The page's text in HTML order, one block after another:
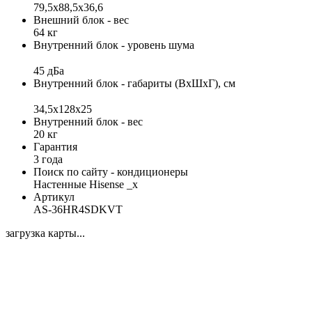
79,5x88,5x36,6
Внешний блок - вес
64 кг
Внутренний блок - уровень шума
45 дБа
Внутренний блок - габариты (ВхШхГ), см
34,5x128x25
Внутренний блок - вес
20 кг
Гарантия
3 года
Поиск по сайту - кондиционеры
Настенные Hisense _x
Артикул
AS-36HR4SDKVT
загрузка карты...